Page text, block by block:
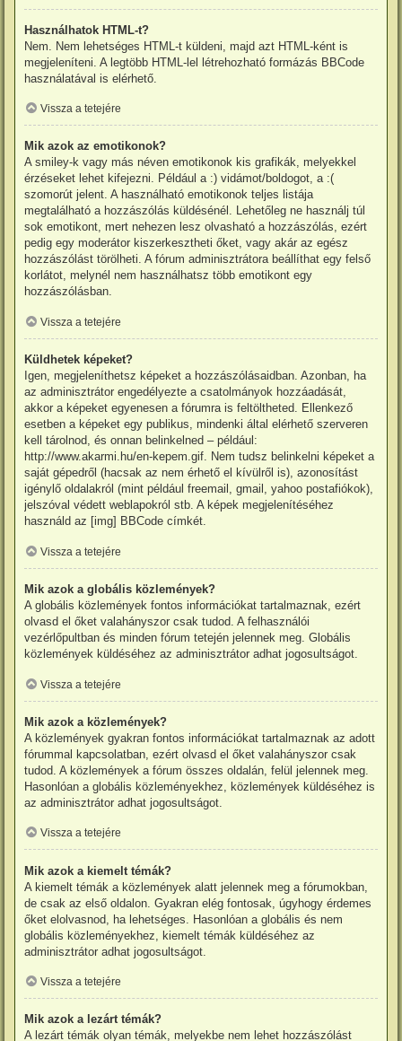
Használhatok HTML-t?
Nem. Nem lehetséges HTML-t küldeni, majd azt HTML-ként is
megjeleníteni. A legtöbb HTML-lel létrehozható formázás BBCode
használatával is elérhető.
Vissza a tetejére
Mik azok az emotikonok?
A smiley-k vagy más néven emotikonok kis grafikák, melyekkel
érzéseket lehet kifejezni. Például a :) vidámot/boldogot, a :(
szomorút jelent. A használható emotikonok teljes listája
megtalálható a hozzászólás küldésénél. Lehetőleg ne használj túl
sok emotikont, mert nehezen lesz olvasható a hozzászólás, ezért
pedig egy moderátor kiszerkesztheti őket, vagy akár az egész
hozzászólást törölheti. A fórum adminisztrátora beállíthat egy felső
korlátot, melynél nem használhatsz több emotikont egy
hozzászólásban.
Vissza a tetejére
Küldhetek képeket?
Igen, megjeleníthetsz képeket a hozzászólásaidban. Azonban, ha
az adminisztrátor engedélyezte a csatolmányok hozzáadását,
akkor a képeket egyenesen a fórumra is feltöltheted. Ellenkező
esetben a képeket egy publikus, mindenki által elérhető szerveren
kell tárolnod, és onnan belinkelned – például:
http://www.akarmi.hu/en-kepem.gif. Nem tudsz belinkelni képeket a
saját gépedről (hacsak az nem érhető el kívülről is), azonosítást
igénylő oldalakról (mint például freemail, gmail, yahoo postafiókok),
jelszóval védett weblapokról stb. A képek megjelenítéséhez
használd az [img] BBCode címkét.
Vissza a tetejére
Mik azok a globális közlemények?
A globális közlemények fontos információkat tartalmaznak, ezért
olvasd el őket valahányszor csak tudod. A felhasználói
vezérlőpultban és minden fórum tetején jelennek meg. Globális
közlemények küldéséhez az adminisztrátor adhat jogosultságot.
Vissza a tetejére
Mik azok a közlemények?
A közlemények gyakran fontos információkat tartalmaznak az adott
fórummal kapcsolatban, ezért olvasd el őket valahányszor csak
tudod. A közlemények a fórum összes oldalán, felül jelennek meg.
Hasonlóan a globális közleményekhez, közlemények küldéséhez is
az adminisztrátor adhat jogosultságot.
Vissza a tetejére
Mik azok a kiemelt témák?
A kiemelt témák a közlemények alatt jelennek meg a fórumokban,
de csak az első oldalon. Gyakran elég fontosak, úgyhogy érdemes
őket elolvasnod, ha lehetséges. Hasonlóan a globális és nem
globális közleményekhez, kiemelt témák küldéséhez az
adminisztrátor adhat jogosultságot.
Vissza a tetejére
Mik azok a lezárt témák?
A lezárt témák olyan témák, melyekbe nem lehet hozzászólást